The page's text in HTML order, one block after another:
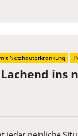
ins
Netzhauterkrankung